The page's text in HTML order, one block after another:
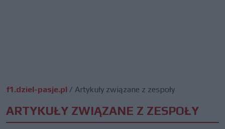
f1.dziel-pasje.pl / Artykuły związane z zespoły
ARTYKUŁY ZWIĄZANE Z ZESPOŁY